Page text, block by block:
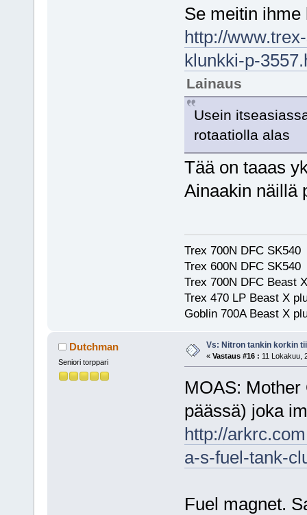
Se meitin ihme
http://
klunkki-p-
Lainaus
Usein
rotaatiolla alas
Tää on taaas
Ainaakin näillä
Trex 700N DFC SK540
Trex 600N DFC SK540
Trex 700N DFC Beast
Trex 470 LP Beast X
Goblin 700A Beast X
Dutchman
Seniori torppari
Vs: Nitron tankin korkin
« Vastaus #16 : 11 Lokakuu,
MOAS:
päässä) joka
http://
a-s-fuel-tank-
Fuel magnet.